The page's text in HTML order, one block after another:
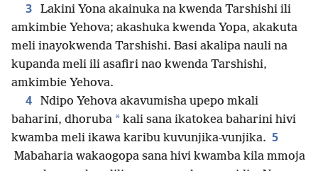
3
Lakini Yona akainuka na kwenda Tarshishi ili
amkimbie Yehova; akashuka kwenda Yopa, akakuta
meli inayokwenda Tarshishi. Basi akalipa nauli na
kupanda meli ili asafiri nao kwenda Tarshishi,
amkimbie Yehova.
4
Ndipo Yehova akavumisha upepo mkali
baharini, dhoruba * kali sana ikatokea baharini hivi
kwamba meli ikawa karibu kuvunjika-vunjika. 5
Mabaharia wakaogopa sana hivi kwamba kila mmoja